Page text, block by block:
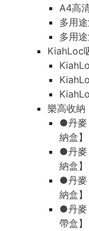
A4高
多用
多用
KiahLoc
樂高收納
●丹麥
納盒】
●丹麥
納盒】
●丹麥
納盒】
●丹麥
帶盒】